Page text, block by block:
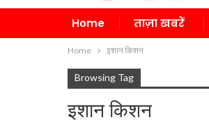
Home ताज़ा खबरें
Home इशान किशन
Browsing Tag
इशान किशन